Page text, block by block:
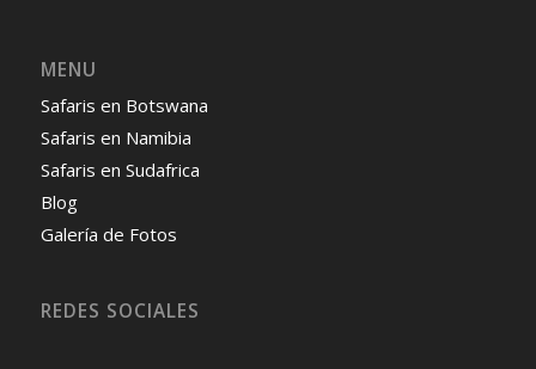
MENU
Safaris en Botswana
Safaris en Namibia
Safaris en Sudafrica
Blog
Galería de Fotos
REDES SOCIALES